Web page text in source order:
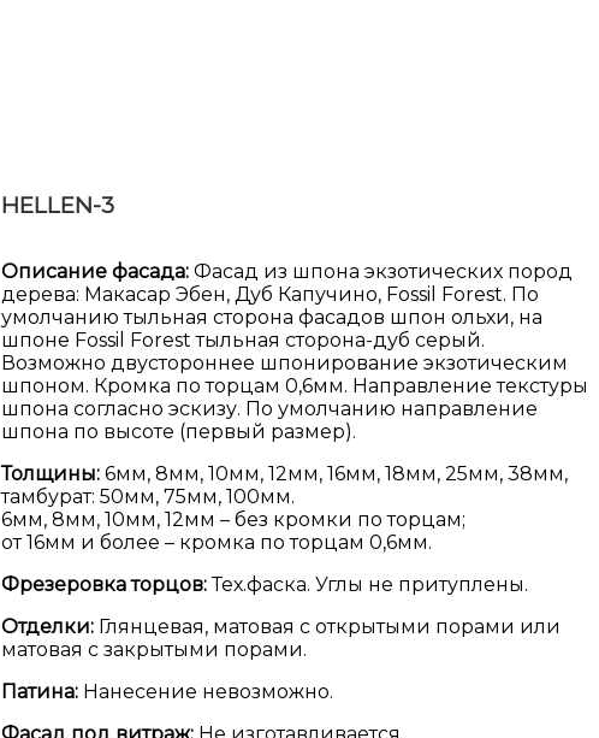
HELLEN-3
Описание фасада: Фасад из шпона экзотических пород
дерева: Макасар Эбен, Дуб Капучино, Fossil Forest. По
умолчанию тыльная сторона фасадов шпон ольхи, на
шпоне Fossil Forest тыльная сторона-дуб серый.
Возможно двустороннее шпонирование экзотическим
шпоном. Кромка по торцам 0,6мм. Направление текстуры
шпона согласно эскизу. По умолчанию направление
шпона по высоте (первый размер).
Толщины: 6мм, 8мм, 10мм, 12мм, 16мм, 18мм, 25мм, 38мм,
тамбурат: 50мм, 75мм, 100мм.
6мм, 8мм, 10мм, 12мм – без кромки по торцам;
от 16мм и более – кромка по торцам 0,6мм.
Фрезеровка торцов:Тех.фаска. Углы не притуплены.
Отделки: Глянцевая, матовая с открытыми порами или
матовая с закрытыми порами.
Патина: Нанесение невозможно.